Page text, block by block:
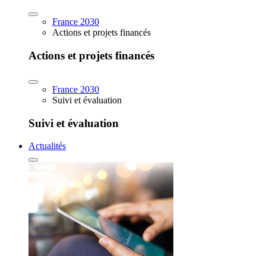
France 2030
Actions et projets financés
Actions et projets financés
France 2030
Suivi et évaluation
Suivi et évaluation
Actualités